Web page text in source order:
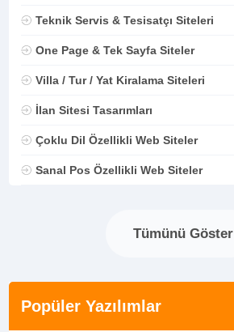
Teknik Servis & Tesisatçı Siteleri
One Page & Tek Sayfa Siteler
Villa / Tur / Yat Kiralama Siteleri
İlan Sitesi Tasarımları
Çoklu Dil Özellikli Web Siteler
Sanal Pos Özellikli Web Siteler
Tümünü Göster
Popüler Yazılımlar